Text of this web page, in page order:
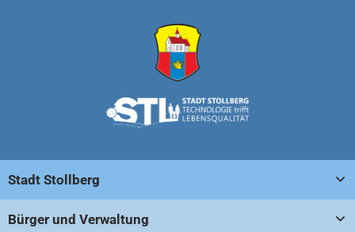
Stadt Stollberg
Bürger und Verwaltung